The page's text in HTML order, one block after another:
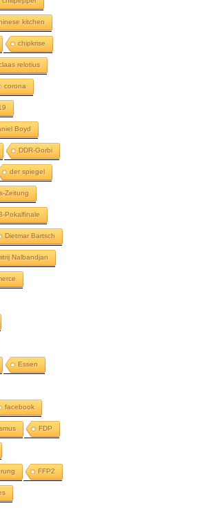
kitchen
chipkrise
relotius
corona
Boyd
DDR-Gorbi
der spiegel
Zeitung
Pokalfinale
Dietmar Bartsch
Nalbandjan
Essen
facebook
FDP
FFP2